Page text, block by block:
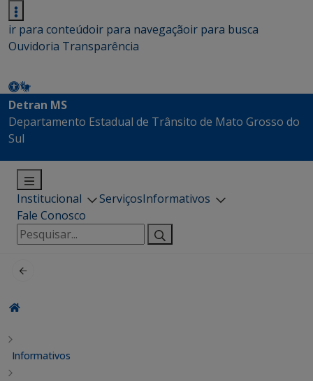
ir para conteúdoir para navegaçãoir para busca
Ouvidoria Transparência
Detran MS
Departamento Estadual de Trânsito de Mato Grosso do
Sul
Institucional ServiçosInformativos
Fale Conosco
Pesquisar
por:
Informativos